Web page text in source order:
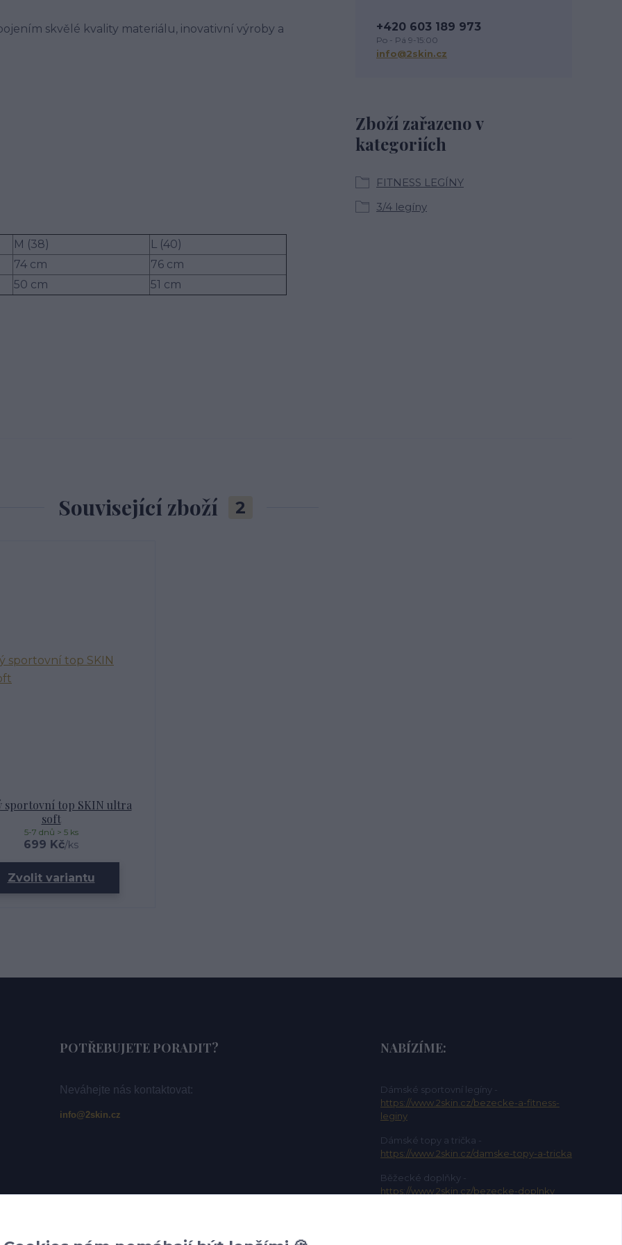
skvělé kvality materiálu, inovativní výroby a
M (38)
L (40)
74 cm
76 cm
50 cm 51 cm
Zboží zařazeno v
kategoriích
FITNESS LEGÍNY
3/4 legíny
+420 603 189 973
Po - Pá 9-15:00
info@2skin.cz
Související zboží 2
sportovní top SKIN ultra
soft
699 Kč/ks
5-7 dnů > 5 ks
Zvolit variantu
POTŘEBUJETE PORADIT?
Neváhejte nás kontaktovat:
info@2skin.cz
NABÍZÍME:
Dámské sportovní legíny -
https://www.2skin.cz/bezecke-a-fitness-
leginy
Dámské topy a trička -
https://www.2skin.cz/damske-topy-a-tricka
Běžecké doplňky -
https://www.2skin.cz/bezecke-doplnky